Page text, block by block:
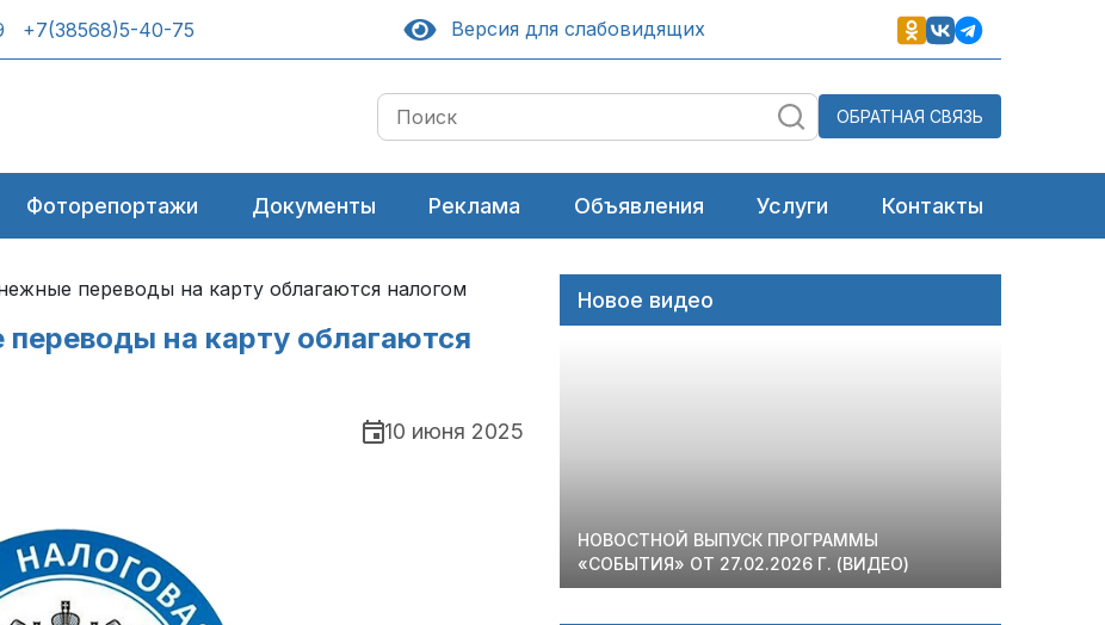
+7(38568)5-40-75 Версия для слабовидящих
ОБРАТНАЯ СВЯЗЬ
Фоторепортажи Документы Реклама Объявления Услуги Контакты
переводы на карту облагаются налогом
на карту облагаются
10 июня 2025
Новое видео
НОВОСТНОЙ ВЫПУСК ПРОГРАММЫ
«СОБЫТИЯ» ОТ 27.02.2026 Г. (ВИДЕО)